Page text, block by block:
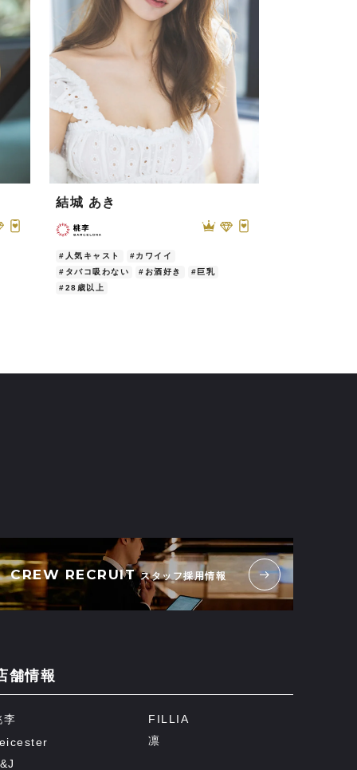
結城 あき
#人気キャスト
#カワイイ
#タバコ吸わない
#お酒好き
#巨乳
#28歳以上
CREW RECRUIT スタッフ採用情報
舗情報
李
FILLIA
凛